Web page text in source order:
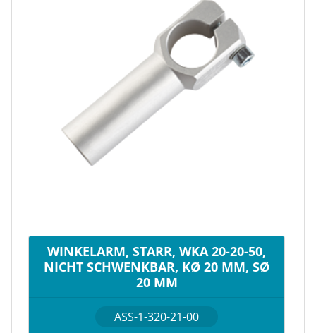
WINKELARM, STARR, WKA 20-20-50,
NICHT SCHWENKBAR, KØ 20 MM, SØ
20 MM
ASS-1-320-21-00